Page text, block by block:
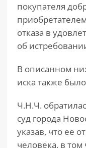
покупателя
отказа в
об
В описанном
иска также
Ч.Н.Ч.
суд города
указав, что ее
человека, в